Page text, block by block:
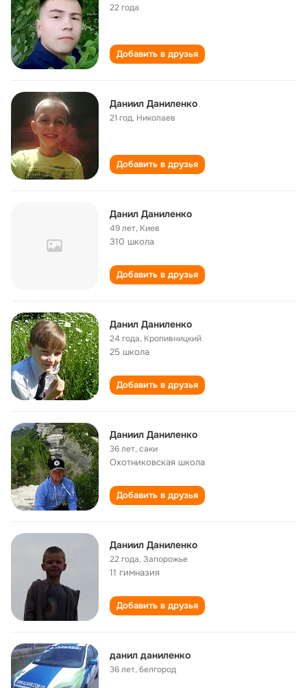
22 года
Добавить в друзья
Даниил Даниленко
21 год, Николаев
Добавить в друзья
Данил Даниленко
49 лет, Киев
310 школа
Добавить в друзья
Данил Даниленко
24 года, Кропивницкий
25 школа
Добавить в друзья
Даниил Даниленко
36 лет,саки
Охотниковская школа
Добавить в друзья
Даниил Даниленко
22 года,Запорожье
11 гимназия
Добавить в друзья
данил даниленко
36 лет,белгород